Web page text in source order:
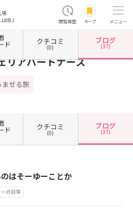
場
はIBJ
閲覧履歴 キープ メニュー
県福岡市 福岡県福岡市博多区 結婚相談所フェリア
リアパートナーズ
せる旅
ド クチコミ
(0)
ブログ
(37)
ド クチコミ
(0)
ブログ
(37)
はそーゆーことか
の日常